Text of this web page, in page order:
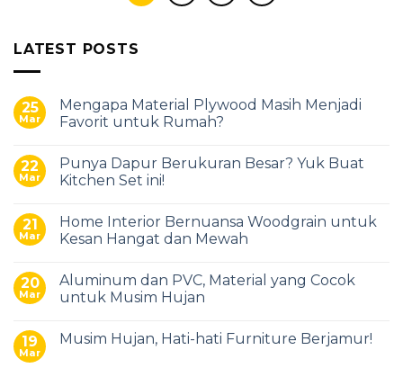
LATEST POSTS
25
Mar
Mengapa Material Plywood Masih Menjadi
Favorit untuk Rumah?
22
Mar
Punya Dapur Berukuran Besar? Yuk Buat
Kitchen Set ini!
21
Mar
Home Interior Bernuansa Woodgrain untuk
Kesan Hangat dan Mewah
20
Mar
Aluminum dan PVC, Material yang Cocok
untuk Musim Hujan
19
Mar
Musim Hujan, Hati-hati Furniture Berjamur!